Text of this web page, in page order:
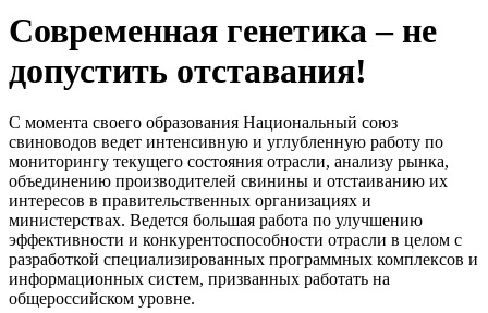
Современная генетика – не
допустить отставания!
С момента своего образования Национальный союз
свиноводов ведет интенсивную и углубленную работу по
мониторингу текущего состояния отрасли, анализу рынка,
объединению производителей свинины и отстаиванию их
интересов в правительственных организациях и
министерствах. Ведется большая работа по улучшению
эффективности и конкурентоспособности отрасли в целом с
разработкой специализированных программных комплексов и
информационных систем, призванных работать на
общероссийском уровне.